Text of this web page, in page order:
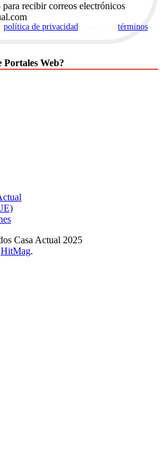
recibir correos electrónicos
política de privacidad
términos
Portales Web?
Casa Actual 2025
HitMag.